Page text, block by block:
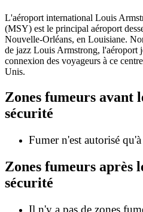
L'aéroport international Louis
(MSY) est le principal aéroport
Nouvelle-Orléans, en Louisiane.
de jazz Louis Armstrong, l'aéroport
connexion des voyageurs à ce
Unis.
Zones fumeurs avant
sécurité
Fumer n'est autorisé
Zones fumeurs après
sécurité
Il n'y a pas de zones